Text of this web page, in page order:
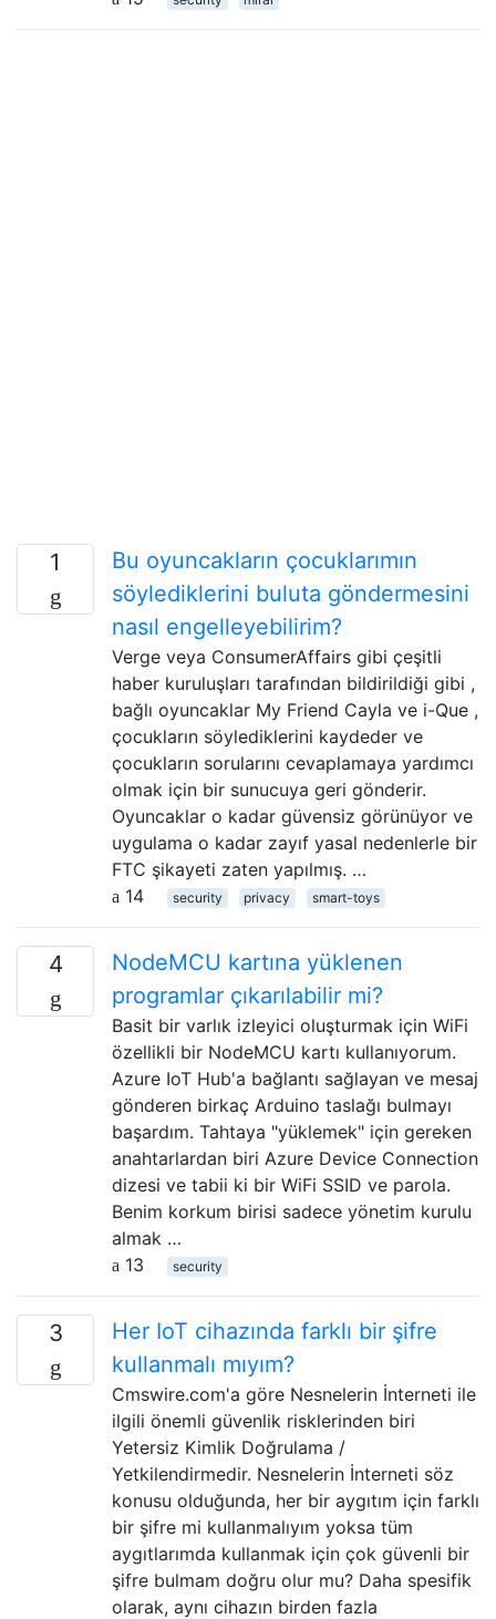
1
Bu oyuncakların çocuklarımın
söylediklerini buluta göndermesini
nasıl engelleyebilirim?
Verge veya ConsumerAffairs gibi çeşitli
haber kuruluşları tarafından bildirildiği gibi ,
bağlı oyuncaklar My Friend Cayla ve i-Que ,
çocukların söylediklerini kaydeder ve
çocukların sorularını cevaplamaya yardımcı
olmak için bir sunucuya geri gönderir.
Oyuncaklar o kadar güvensiz görünüyor ve
uygulama o kadar zayıf yasal nedenlerle bir
FTC şikayeti zaten yapılmış. …
14
security privacy smart-toys
4
NodeMCU kartına yüklenen
programlar çıkarılabilir mi?
Basit bir varlık izleyici oluşturmak için WiFi
özellikli bir NodeMCU kartı kullanıyorum.
Azure IoT Hub'a bağlantı sağlayan ve mesaj
gönderen birkaç Arduino taslağı bulmayı
başardım. Tahtaya "yüklemek" için gereken
anahtarlardan biri Azure Device Connection
dizesi ve tabii ki bir WiFi SSID ve parola.
Benim korkum birisi sadece yönetim kurulu
almak …
13
security
3
Her IoT cihazında farklı bir şifre
kullanmalı mıyım?
Cmswire.com'a göre Nesnelerin İnterneti ile
ilgili önemli güvenlik risklerinden biri
Yetersiz Kimlik Doğrulama /
Yetkilendirmedir. Nesnelerin İnterneti söz
konusu olduğunda, her bir aygıtım için farklı
bir şifre mi kullanmalıyım yoksa tüm
aygıtlarımda kullanmak için çok güvenli bir
şifre bulmam doğru olur mu? Daha spesifik
olarak, aynı cihazın birden fazla